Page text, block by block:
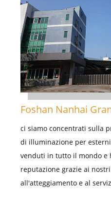
Foshan Nanhai
ci siamo concentrati sulla
di illuminazione per
venduti in tutto il mondo e
reputazione grazie ai
all'atteggiamento e al